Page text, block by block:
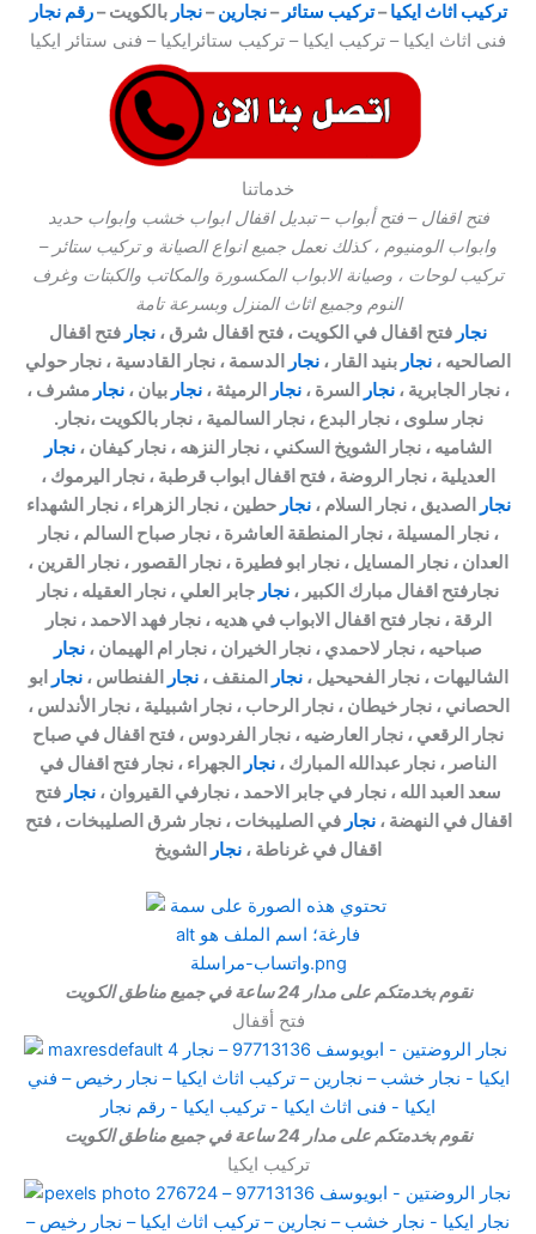
تركيب اثاث ايكيا–تركيب ستائر –نجارين–نجار بالكويت –رقم نجار
فنى اثاث ايكيا – تركيب ايكيا – تركيب ستائرايكيا – فنى ستائر ايكيا
خدماتنا
فتح اقفال – فتح أبواب – تبديل اقفال ابواب خشب وابواب حديد
وابواب الومنيوم ، كذلك نعمل جميع انواع الصيانة و تركيب ستائر –
تركيب لوحات ، وصيانة الابواب المكسورة والمكاتب والكبتات وغرف
النوم وجميع اثاث المنزل وبسرعة تامة
نجار فتح اقفال في الكويت ، فتح اقفال شرق ، نجار فتح اقفال
الصالحيه ، نجار بنيد القار ، نجار
الدسمة ، نجار القادسية ، نجار حولي
، نجار الجابرية ، نجار السرة ، نجار الرميثة ، نجار بيان ، نجار مشرف ،
نجار سلوى ، نجار البدع ، نجار السالمية ، نجار بالكويت ،نجار.
الشاميه ، نجار الشويخ السكني ، نجار النزهه ، نجار كيفان ، نجار
العديلية ، نجار الروضة ، فتح اقفال ابواب قرطبة ، نجار اليرموك ،
نجار
الصديق ، نجار السلام ،نجار حطين ، نجار الزهراء ، نجار الشهداء
، نجار المسيلة ، نجار المنطقة العاشرة ، نجار صباح السالم ، نجار
العدان ، نجار المسايل ، نجار ابو فطيرة ، نجار القصور ، نجار القرين ،
نجارفتح اقفال مبارك الكبير ، نجار جابر العلي ، نجار العقيله ، نجار
الرقة ، نجار فتح اقفال الابواب في هديه ، نجار فهد الاحمد ، نجار
صباحيه ، نجار لاحمدي ، نجار الخيران ، نجار ام الهيمان ، نجار
الشاليهات ، نجار الفحيحيل ،نجار المنقف ،نجار الفنطاس ، نجار
ابو
الحصاني ، نجار خيطان ، نجار الرحاب ، نجار اشبيلية ، نجار الأندلس ،
نجار الرقعي ، نجار العارضيه ، نجار الفردوس ، فتح اقفال في صباح
الناصر ، نجار عبدالله المبارك ، نجار
الجهراء ، نجار فتح اقفال في
سعد العبد الله ، نجار في جابر الاحمد ، نجارفي القيروان ، نجار فتح
اقفال في النهضة ،نجار في الصليبخات ، نجار شرق الصليبخات ، فتح
اقفال في غرناطة ، نجار الشويخ
نقوم بخدمتكم على مدار 24 ساعة في جميع مناطق الكويت
فتح أقفال
نقوم بخدمتكم على مدار 24 ساعة في جميع مناطق الكويت
تركيب ايكيا